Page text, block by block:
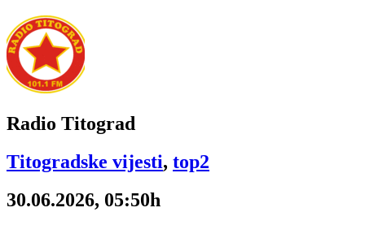
Radio Titograd
Titogradske vijesti, top2
30.06.2026, 05:50h